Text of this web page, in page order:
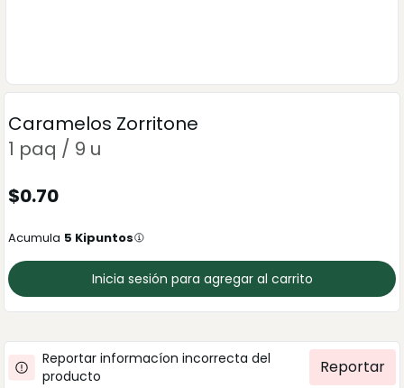
Caramelos Zorritone
1 paq / 9 u
$0.70
Acumula 5 Kipuntos
Inicia sesión para agregar al carrito
Reportar informacíon incorrecta del
producto
Reportar